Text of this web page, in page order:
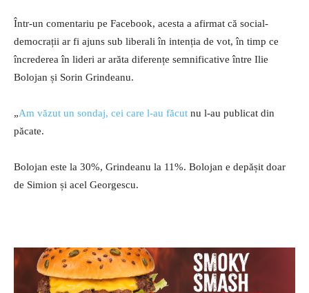
Într-un comentariu pe Facebook, acesta a afirmat că social-
democrații ar fi ajuns sub liberali în intenția de vot, în timp ce
încrederea în lideri ar arăta diferențe semnificative între Ilie
Bolojan și Sorin Grindeanu.
„Am văzut un sondaj, cei care l-au făcut nu l-au publicat din
păcate.
Bolojan este la 30%, Grindeanu la 11%. Bolojan e depășit doar
de Simion și acel Georgescu.